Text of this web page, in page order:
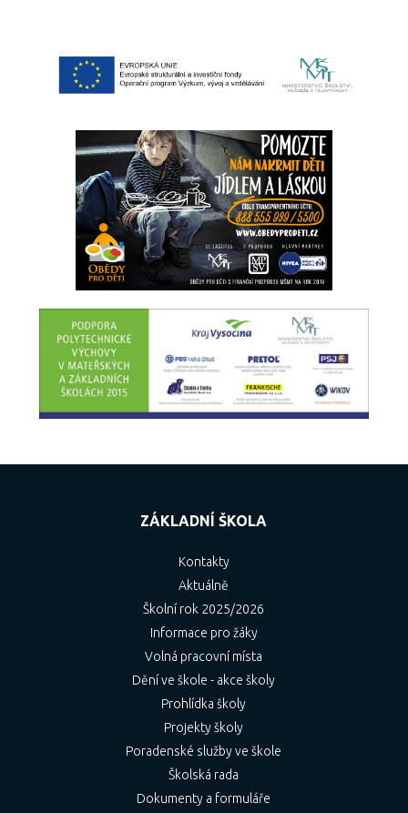
ZÁKLADNÍ ŠKOLA
Kontakty
Aktuálně
Školní rok 2025/2026
Informace pro žáky
Volná pracovní místa
Dění ve škole - akce školy
Prohlídka školy
Projekty školy
Poradenské služby ve škole
Školská rada
Dokumenty a formuláře